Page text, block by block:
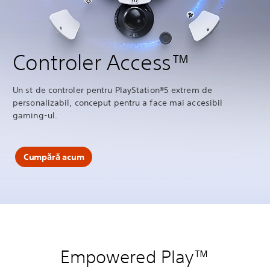
Controler Access™
Un st de controler pentru PlayStation®5 extrem de
personalizabil, conceput pentru a face mai accesibil
gaming-ul.
Cumpără acum
Empowered Play™